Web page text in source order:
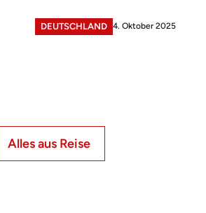
DEUTSCHLAND 4. Oktober 2025
Alles aus Reise